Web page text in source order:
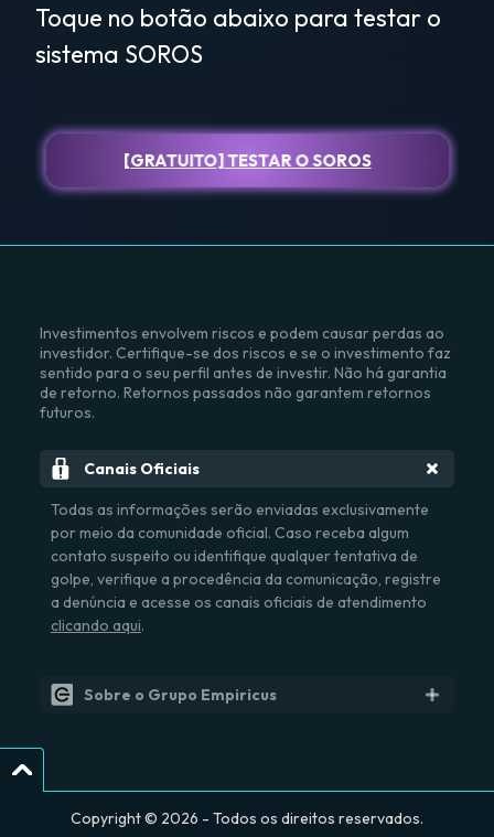
Toque no botão abaixo para testar o
sistema SOROS
[GRATUITO] TESTAR O SOROS
Investimentos envolvem riscos e podem causar perdas ao
investidor. Certifique-se dos riscos e se o investimento faz
sentido para o seu perfil antes de investir. Não há garantia
de retorno. Retornos passados não garantem retornos
futuros.
Canais Oficiais
Todas as informações serão enviadas exclusivamente
por meio da comunidade oficial. Caso receba algum
contato suspeito ou identifique qualquer tentativa de
golpe, verifique a procedência da comunicação, registre
a denúncia e acesse os canais oficiais de atendimento
clicando aqui.
Sobre o Grupo Empiricus
06.195.084/0001-42) ambas empresas do grupoBTG
Copyright © 2026 - Todos os direitos reservados.